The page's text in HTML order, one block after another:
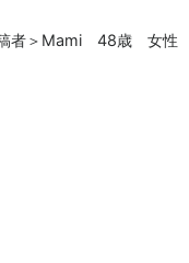
者＞Mami 48歳 女性